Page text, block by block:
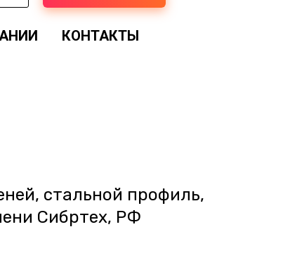
КОНТАКТЫ
стальной профиль,
Сибртех, РФ